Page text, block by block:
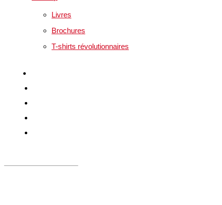
Livres
Brochures
T-shirts révolutionnaires